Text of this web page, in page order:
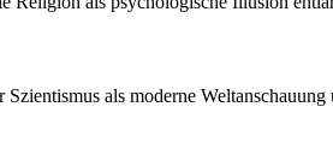
als moderne